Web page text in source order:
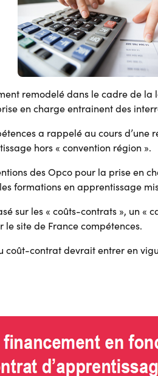
remodelé dans le cadre de
en charge entrainent des
a rappelé au cours d’une
hors « convention région ».
des Opco pour la prise en
formations en apprentissage
sur les « coûts-contrats », un «
site de France compétences.
coût-contrat devrait entrer en